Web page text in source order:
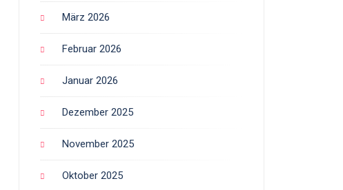
März 2026
Februar 2026
Januar 2026
Dezember 2025
November 2025
Oktober 2025